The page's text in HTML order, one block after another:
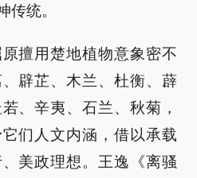
传统。
擅用楚地植物意象密不
辟芷、木兰、杜衡、薜
、辛夷、石兰、秋菊，
们人文内涵，借以承载
美政理想。王逸《离骚